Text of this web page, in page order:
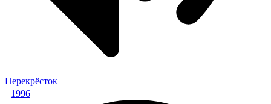
Перекрёсток
1996